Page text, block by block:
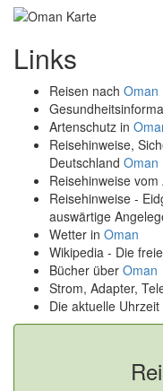
Links
Reisen nach Oman
Artenschutz in
Reisehinweise,
Deutschland Oman
Reisehinweise
Reisehinweise -
auswärtige
Wetter in Oman
Wikipedia - Die
Bücher über Oman
Strom, Adapter,
Die aktuelle Uhrzeit